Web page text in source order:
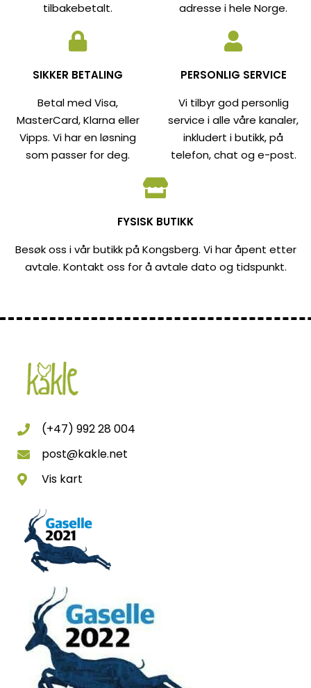
tilbakebetalt.
adresse i hele Norge.
SIKKER BETALING
Betal med Visa,
MasterCard, Klarna eller
Vipps. Vi har en løsning
som passer for deg.
PERSONLIG SERVICE
Vi tilbyr god personlig
service i alle våre kanaler,
inkludert i butikk, på
telefon, chat og e-post.
FYSISK BUTIKK
Besøk oss i vår butikk på Kongsberg. Vi har åpent etter
avtale. Kontakt oss for å avtale dato og tidspunkt.
(+47) 992 28 004
post@kakle.net
Vis kart